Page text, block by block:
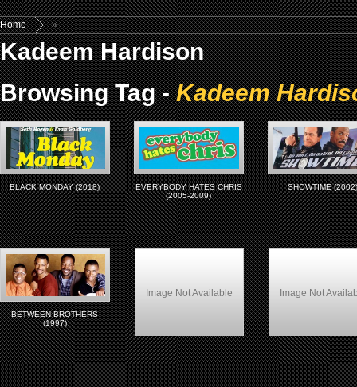
Home »
Kadeem Hardison
Browsing Tag -Kadeem
BLACK MONDAY (2018)
EVERYBODY HATES CHRIS
(2005-2009)
SHOWTIME (2002)
BETWEEN BROTHERS
(1997)
Image Not Available
Vampire in Brooklyn (1995)
Image Not
Panther (1995)